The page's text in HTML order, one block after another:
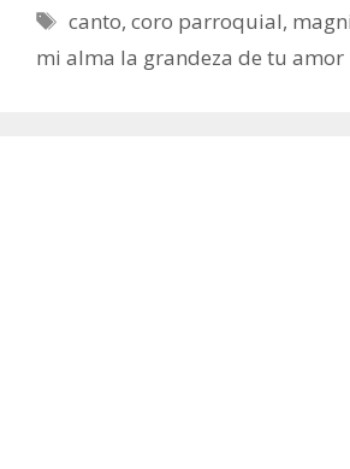
Etiquetas
canto,coro parroquial,
mi alma la grandeza de tu amor